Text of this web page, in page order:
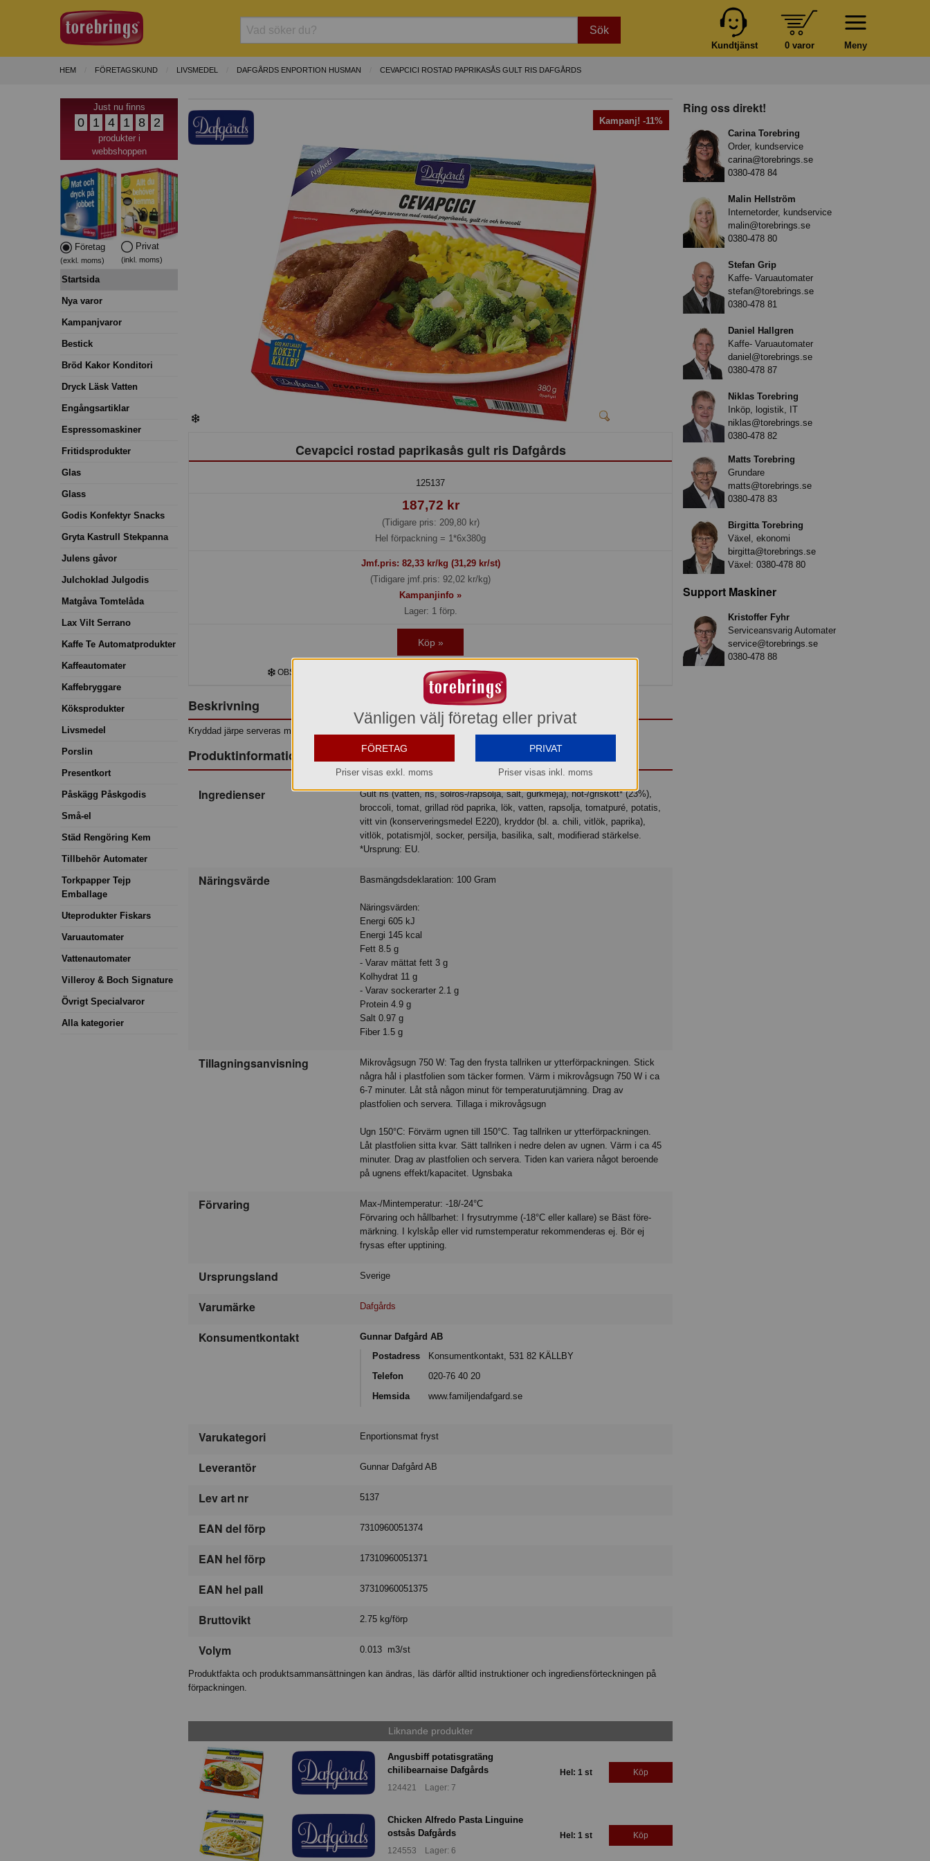
Sök
Meny
0 varor
Kundtjänst
HEM FÖRETAGSKUND LIVSMEDEL DAFGÅRDS ENPORTION HUSMAN CEVAPCICI ROSTAD PAPRIKASÅS GULT RIS DAFGÅRDS
Just nu finns
0 1 4 1 8 2
produkter i
webbshoppen
Företag
(exkl. moms)
Privat
(inkl. moms)
Startsida
Nya varor
Kampanjvaror
Bestick
Bröd Kakor Konditori
Dryck Läsk Vatten
Engångsartiklar
Espressomaskiner
Fritidsprodukter
Glas
Glass
Godis Konfektyr Snacks
Gryta Kastrull Stekpanna
Julens gåvor
Julchoklad Julgodis
Matgåva Tomtelåda
Lax Vilt Serrano
Kaffe Te Automatprodukter
Kaffeautomater
Kaffebryggare
Köksprodukter
Livsmedel
Porslin
Presentkort
Påskägg Påskgodis
Små-el
Städ Rengöring Kem
Tillbehör Automater
Torkpapper Tejp
Emballage
Uteprodukter Fiskars
Varuautomater
Vattenautomater
Villeroy & Boch Signature
Övrigt Specialvaror
Alla kategorier
Kampanj! -11%
Cevapcici rostad paprikasås gult ris Dafgårds
125137
187,72 kr
(Tidigare pris: 209,80 kr)
Hel förpackning = 1*6x380g
Jmf.pris: 82,33kr/kg (31,29 kr/st)
(Tidigare jmf.pris: 92,02 kr/kg)
Kampanjinfo »
Lager: 1 förp.
Köp »
OBS! Frysvara. Levereras med frystransport, eller hämta själva vid vårt lager i Aneby.
Beskrivning
Kryddad järpe serveras med rostad paprikasås. gult ris och broccoli.
Produktinformation
Ingredienser
Gult ris (vatten, ris, solros-/rapsolja, salt, gurkmeja), nöt-/griskött* (23%),
broccoli, tomat, grillad röd paprika, lök, vatten, rapsolja, tomatpuré, potatis,
vitt vin (konserveringsmedel E220), kryddor (bl. a. chili, vitlök, paprika),
vitlök, potatismjöl, socker, persilja, basilika, salt, modifierad stärkelse.
*Ursprung: EU.
Näringsvärde Basmängdsdeklaration: 100 Gram
Näringsvärden:
Energi 605 kJ
Energi 145 kcal
Fett 8.5 g
- Varav mättat fett 3 g
Kolhydrat 11 g
- Varav sockerarter 2.1 g
Protein 4.9 g
Salt 0.97 g
Fiber 1.5 g
Tillagningsanvisning
Mikrovågsugn 750 W: Tag den frysta tallriken ur ytterförpackningen. Stick
några hål i plastfolien som täcker formen. Värm i mikrovågsugn 750 W i ca
6-7 minuter. Låt stå någon minut för temperaturutjämning. Drag av
plastfolien och servera. Tillaga i mikrovågsugn
Ugn 150°C: Förvärm ugnen till 150°C. Tag tallriken ur ytterförpackningen.
Låt plastfolien sitta kvar. Sätt tallriken i nedre delen av ugnen. Värm i ca 45
minuter. Drag av plastfolien och servera. Tiden kan variera något beroende
på ugnens effekt/kapacitet. Ugnsbaka
Förvaring
Max-/Mintemperatur: -18/-24°C
Förvaring och hållbarhet: I frysutrymme (-18°C eller kallare) se Bäst före-
märkning. I kylskåp eller vid rumstemperatur rekommenderas ej. Bör ej
frysas efter upptining.
Ursprungsland Sverige
Varumärke Dafgårds
Konsumentkontakt
Gunnar Dafgård AB
Postadress
Konsumentkontakt, 531 82 KÄLLBY
Telefon
020-76 40 20
Hemsida
www.familjendafgard.se
Varukategori Enportionsmat fryst
Leverantör Gunnar Dafgård AB
Lev art nr 5137
EAN del förp 7310960051374
EAN hel förp 17310960051371
EAN hel pall 37310960051375
Bruttovikt 2.75 kg/förp
Volym 0.013 m3/st
Produktfakta och produktsammansättningen kan ändras, läs därför alltid instruktioner och ingrediensförteckningen på
förpackningen.
Liknande produkter
Angusbiff potatisgratäng
chilibearnaise Dafgårds
124421 Lager: 7
Hel: 1 st Köp
Chicken Alfredo Pasta Linguine
ostsås Dafgårds
124553 Lager: 6
Hel: 1 st Köp
Ring oss direkt!
Carina Torebring
Order, kundservice
carina@torebrings.se
0380-478 84
Malin Hellström
Internetorder, kundservice
malin@torebrings.se
0380-478 80
Stefan Grip
Kaffe- Varuautomater
stefan@torebrings.se
0380-478 81
Daniel Hallgren
Kaffe- Varuautomater
daniel@torebrings.se
0380-478 87
Niklas Torebring
Inköp, logistik, IT
niklas@torebrings.se
0380-478 82
Matts Torebring
Grundare
matts@torebrings.se
0380-478 83
Birgitta Torebring
Växel, ekonomi
birgitta@torebrings.se
Växel: 0380-478 80
Support Maskiner
Kristoffer Fyhr
Serviceansvarig Automater
service@torebrings.se
0380-478 88
Vänligen välj företag eller privat
FÖRETAG
Priser visas exkl. moms
PRIVAT
Priser visas inkl. moms